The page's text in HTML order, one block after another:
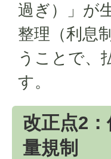
過ぎ）」が
整理（利息
うことで、
す。
改正点2
量規制